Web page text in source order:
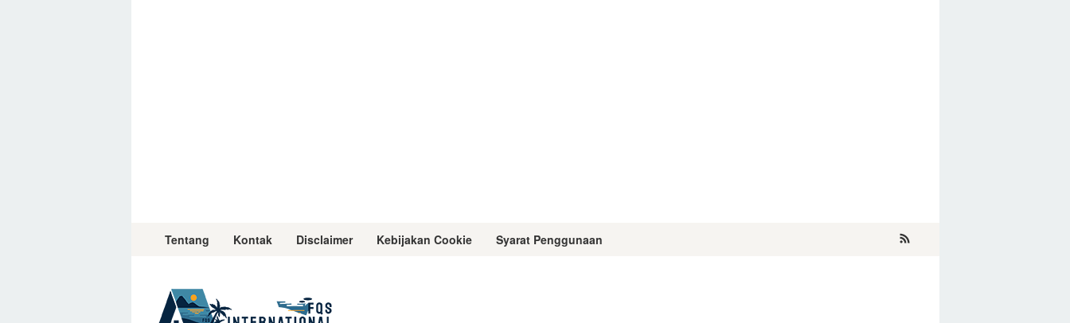
Tentang Kontak Disclaimer Kebijakan Cookie Syarat Penggunaan